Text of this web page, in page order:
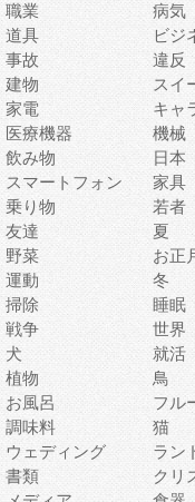
職業 病気
道具 ビジ
事故 違反
建物 スイ
家電 キャ
医療機器 機械
飲み物 日本
スマートフォン 家具
乗り物 若者
友達 夏
野菜 お正
運動 冬
掃除 睡眠
戦争 世界
犬 就活
植物 鳥
お風呂 フル
調味料 猫
ウェディング ラン
書類 クリ